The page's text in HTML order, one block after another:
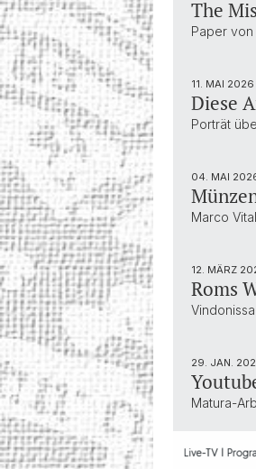
The
Paper
11. MAI 2026
Diese
Porträt
04. MAI
Marco
12. MÄRZ
Roms
29. JAN.
Matura-